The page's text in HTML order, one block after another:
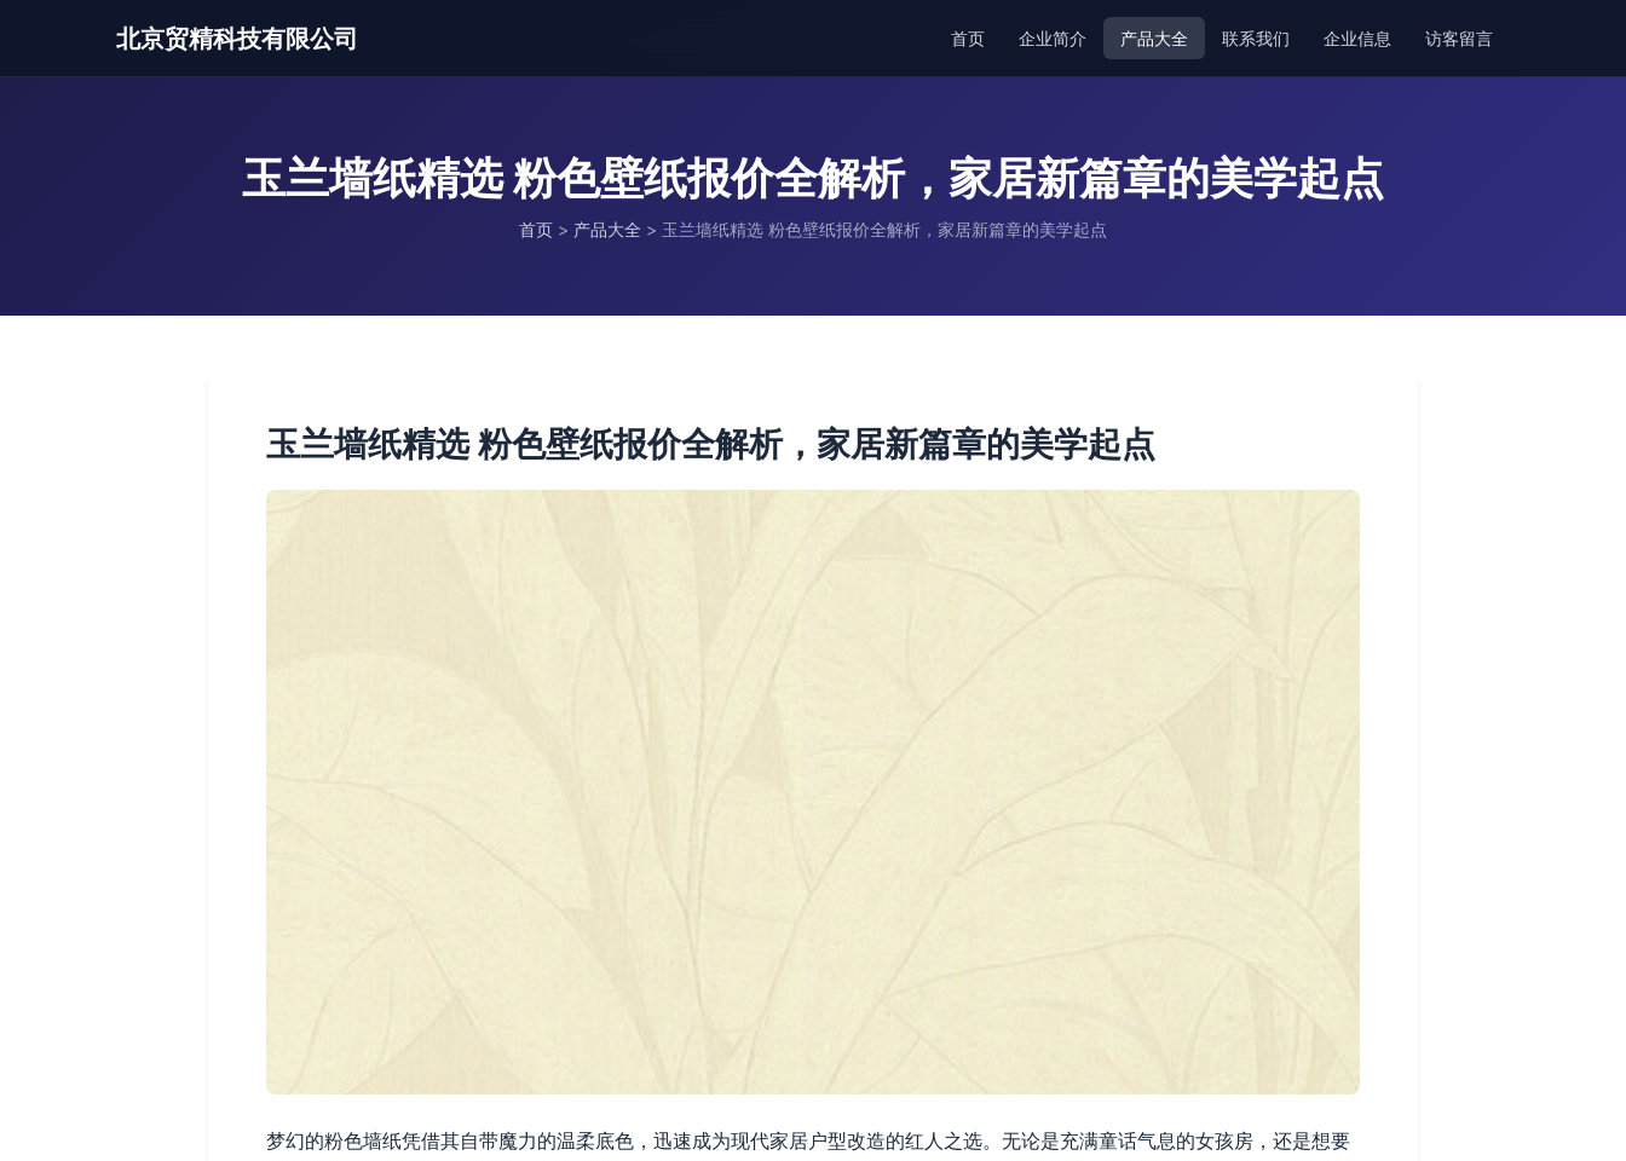
北京贸精科技有限公司 首页 企业简介 产品大全 联系我们 企业信息 访客留言
玉兰墙纸精选 粉色壁纸报价全解析，家居新篇章的美学起点
首页 > 产品大全 > 玉兰墙纸精选 粉色壁纸报价全解析，家居新篇章的美学起点
玉兰墙纸精选 粉色壁纸报价全解析，家居新篇章的美学起点
梦幻的粉色墙纸凭借其自带魔力的温柔底色，迅速成为现代家居户型改造的红人之选。无论是充满童话气息的女孩房，还是想要